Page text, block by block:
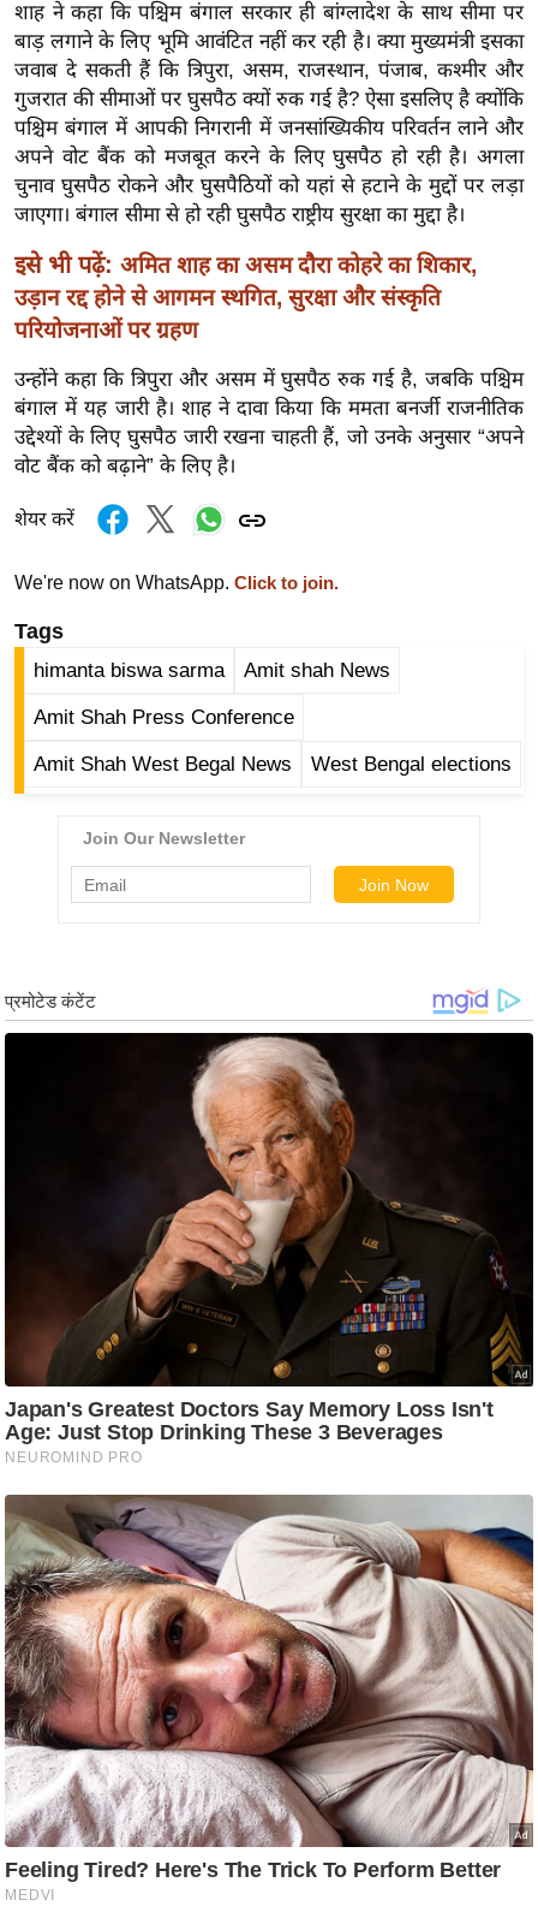
सा
हि
त्य
ज
ग
त
ऑ
टो
व
र्ल्ड
ज
ब्री
फ
नो
ज
ज
ग
त
ली
फि
ल्म
i
g
N
e
s
ला
इ
फ
स्टा
इ
ल
टे
क्नॉ
लॉ
जी
ब्यू
टी
शाह ने कहा कि पश्चिम बंगाल सरकार ही बांग्लादेश के साथ सीमा पर
बाड़ लगाने के लिए भूमि आवंटित नहीं कर रही है। क्या मुख्यमंत्री इसका
जवाब दे सकती हैं कि त्रिपुरा, असम, राजस्थान, पंजाब, कश्मीर और
गुजरात की सीमाओं पर घुसपैठ क्यों रुक गई है? ऐसा इसलिए है क्योंकि
पश्चिम बंगाल में आपकी निगरानी में जनसांख्यिकीय परिवर्तन लाने और
अपने वोट बैंक को मजबूत करने के लिए घुसपैठ हो रही है। अगला
चुनाव घुसपैठ रोकने और घुसपैठियों को यहां से हटाने के मुद्दों पर लड़ा
जाएगा। बंगाल सीमा से हो रही घुसपैठ राष्ट्रीय सुरक्षा का मुद्दा है।
इसे भी पढ़ें: अमित शाह का असम दौरा कोहरे का शिकार,
उड़ान रद्द होने से आगमन स्थगित, सुरक्षा और संस्कृति
परियोजनाओं पर ग्रहण
उन्होंने कहा कि त्रिपुरा और असम में घुसपैठ रुक गई है, जबकि पश्चिम
बंगाल में यह जारी है। शाह ने दावा किया कि ममता बनर्जी राजनीतिक
उद्देश्यों के लिए घुसपैठ जारी रखना चाहती हैं, जो उनके अनुसार “अपने
वोट बैंक को बढ़ाने” के लिए है।
शेयर करें
We're now on WhatsApp. Click to join.
Tags
himanta biswa sarma Amit shah News
Amit Shah Press Conference
Amit Shah West Begal News West Bengal elections